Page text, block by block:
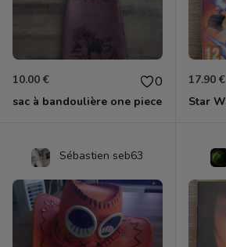
10.00 € 0
sac à bandoulière one piece
17.90 €
Sébastien seb63